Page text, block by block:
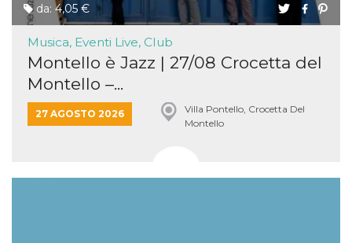
da: 4,05 €
Musica, Eventi Live, Club
Montello è Jazz | 27/08 Crocetta del
Montello –...
27 AGOSTO 2026
Villa Pontello, Crocetta Del
Montello